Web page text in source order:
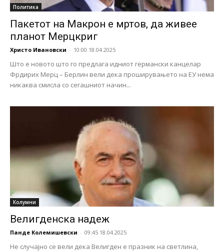
Политика
Пакетот на Макрон е мртов, да живее
планот Мерцкриг
Христо Ивановски - 10:00 18.04.2025
Што е новото што го предлага идниот германски канцелар
Фрдирих Мерц – Берлин вели дека проширувањето на ЕУ нема
никаква смисла со сегашниот начин...
Колумни
Велигденска надеж
Панде Колемишевски - 09:45 18.04.2025
Не случајно се вели дека Велигден е празник на светлина,